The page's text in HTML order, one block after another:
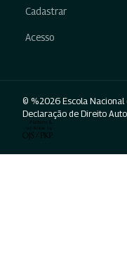
Cadastrar
Acesso
© %2026 Escola Nacional
Declaração de Direito